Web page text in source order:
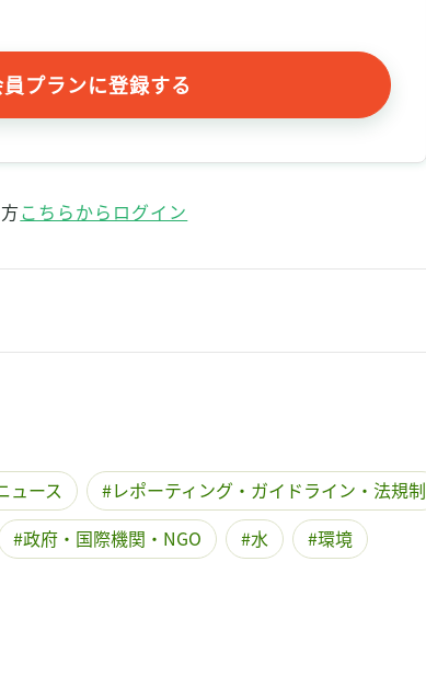
プランに登録する
こちらからログイン
ュース レポーティング・ガイドライン・法規制
政府・国際機関・NGO 水 環境